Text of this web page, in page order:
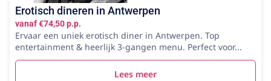
Erotisch dineren in Antwerpen
vanaf €74,50 p.p.
Ervaar een uniek erotisch diner in Antwerpen. Top
entertainment & heerlijk 3-gangen menu. Perfect voor...
Lees meer